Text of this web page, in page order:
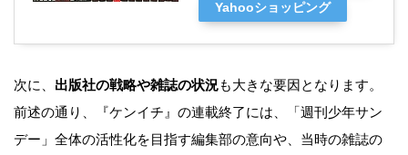
Yahooショッピング
次に、 出版社の戦略や雑誌の状況も大きな要因となります。
前述の通り、『ケンイチ』の連載終了には、「週刊少年サン
デー」全体の活性化を目指す編集部の意向や、当時の雑誌の